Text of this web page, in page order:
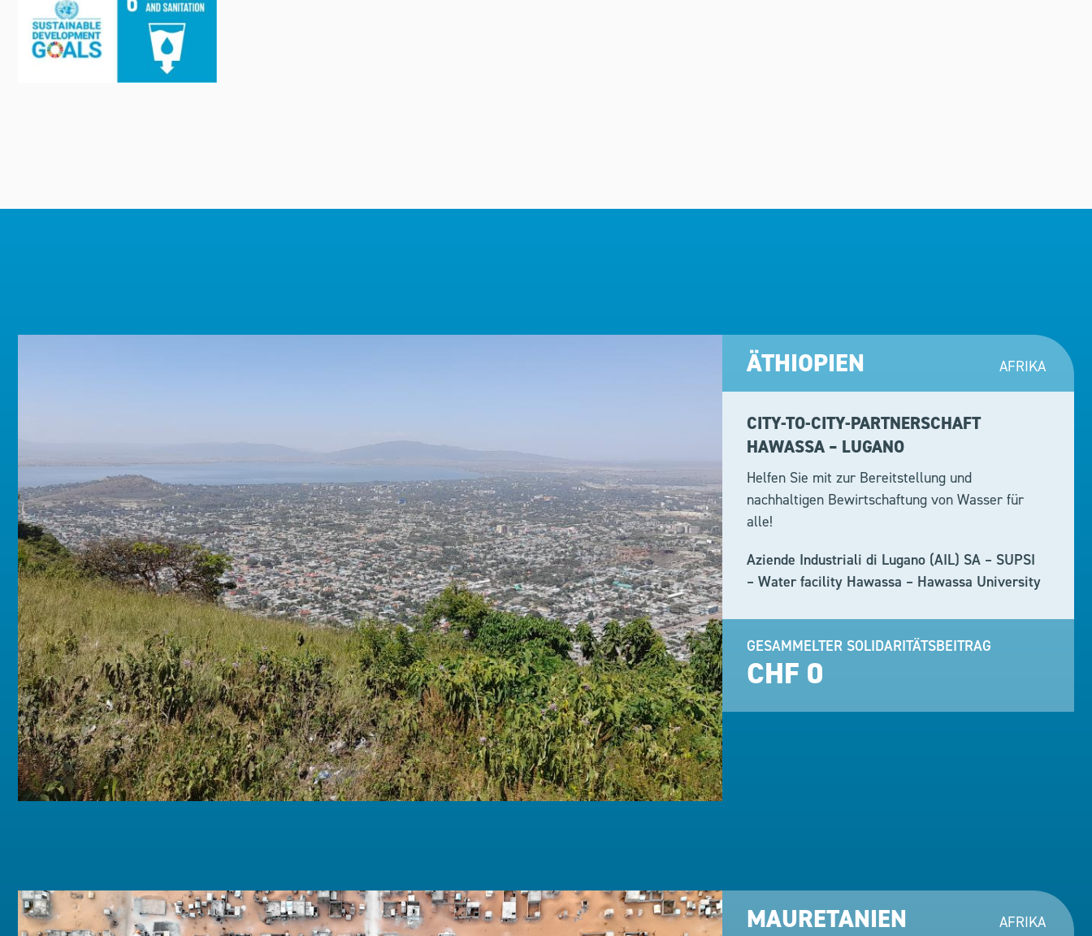
ÄTHIOPIEN AFRIKA
CITY-TO-CITY-PARTNERSCHAFT
HAWASSA – LUGANO
Helfen Sie mit zur Bereitstellung und
nachhaltigen Bewirtschaftung von Wasser für
alle!
Aziende Industriali di Lugano (AIL) SA – SUPSI
– Water facility Hawassa – Hawassa University
GESAMMELTER SOLIDARITÄTSBEITRAG
CHF 0
MAURETANIEN AFRIKA